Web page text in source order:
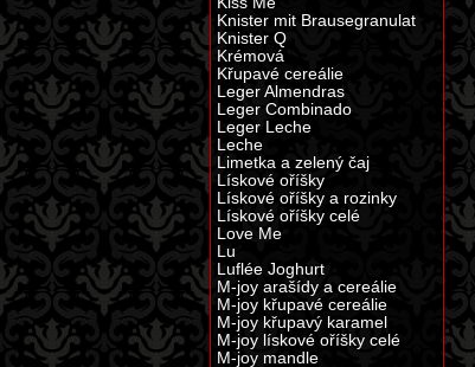
Knister mit Brausegranulat
Knister Q
Krémová
Křupavé cereálie
Leger Almendras
Leger Combinado
Leger Leche
Leche
Limetka a zelený čaj
Lískové oříšky
Lískové oříšky a rozinky
Lískové oříšky celé
Love Me
Lu
Luflée Joghurt
M-joy arašídy a cereálie
M-joy křupavé cereálie
M-joy křupavý karamel
M-joy lískové oříšky celé
M-joy mandle